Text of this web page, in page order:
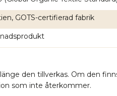
GOTS-certifierad fabrik
den tillverkas. Om den
som inte återkommer.